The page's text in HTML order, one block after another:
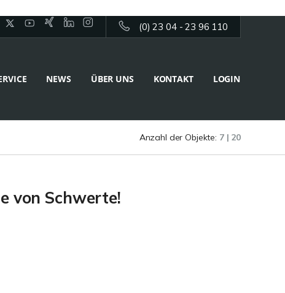
(0) 23 04 - 23 96 110
NEWS ÜBER UNS KONTAKT LOGIN
Anzahl der Objekte: 7 | 20
von Schwerte!